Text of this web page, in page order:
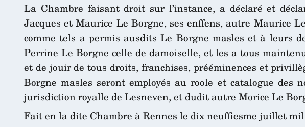
La Chambre faisant droit sur l’instance, a déclaré et
Jacques et Maurice Le Borgne, ses enffens, autre Maurice
comme tels a permis ausdits Le Borgne masles et à leurs
Perrine Le Borgne celle de damoiselle, et les a tous
et de jouir de tous droits, franchises, prééminences et
Borgne masles seront employés au roole et catalogue
jurisdiction royalle de Lesneven, et dudit autre Morice Le
Fait en la dite Chambre à Rennes le dix neuffiesme juillet